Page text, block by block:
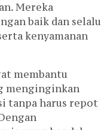
Mereka
baik dan selalu
kenyamanan
membantu
menginginkan
tanpa harus repot